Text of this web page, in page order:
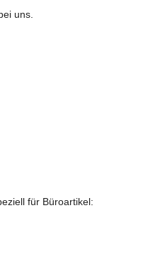
uns.
für Büroartikel: